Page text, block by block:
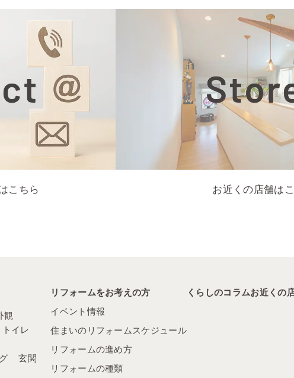
こちら お近くの店舗は
観
トイレ
玄関
リフォームをお考えの方
イベント情報
住まいのリフォームスケジュール
リフォームの進め方
リフォームの種類
くらしのコラムお近くの